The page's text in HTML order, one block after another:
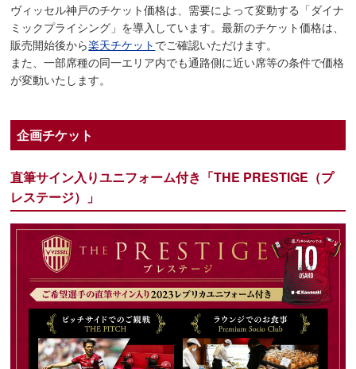
ヴィッセル神戸のチケット価格は、需要によって変動する「ダイナ
ミックプライシング」を導入しています。最新のチケット価格は、
販売開始後から楽天チケット でご確認いただけます。
また、一部席種の同一エリア内でも通路側に近い席等の条件で価格
が変動いたします。
企画チケット
直筆サイン入りユニフォーム付き「THE PRESTIGE（プ
レステージ）」